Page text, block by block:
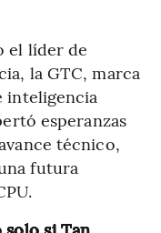
el líder de
la GTC, marca
inteligencia
esperanzas
técnico,
futura